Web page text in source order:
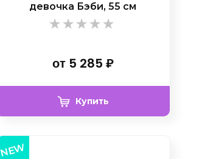
девочка Бэби, 55 см
от5 285 ₽
Купить
NEW